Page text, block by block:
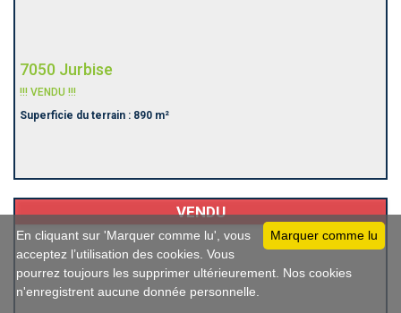
7050 Jurbise
!!! VENDU !!!
Superficie du terrain : 890 m²
VENDU
Marquer comme lu
En cliquant sur 'Marquer comme lu', vous
acceptez l’utilisation des cookies. Vous
pourrez toujours les supprimer ultérieurement. Nos cookies
n'enregistrent aucune donnée personnelle.